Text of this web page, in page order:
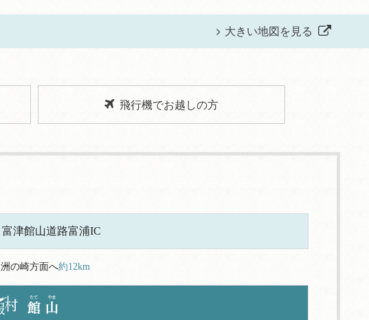
大きい地図を見る
飛行機でお越しの方
富津館山道路富浦IC
洲の崎方面へ約12km